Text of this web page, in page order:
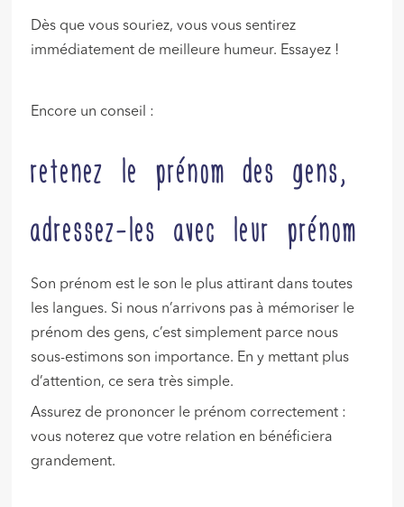
Dès que vous souriez, vous vous sentirez
immédiatement de meilleure humeur. Essayez !
Encore un conseil :
retenez le prénom des gens,
adressez-les avec leur prénom
Son prénom est le son le plus attirant dans toutes
les langues. Si nous n’arrivons pas à mémoriser le
prénom des gens, c’est simplement parce nous
sous-estimons son importance. En y mettant plus
d’attention, ce sera très simple.
Assurez de prononcer le prénom correctement :
vous noterez que votre relation en bénéficiera
grandement.